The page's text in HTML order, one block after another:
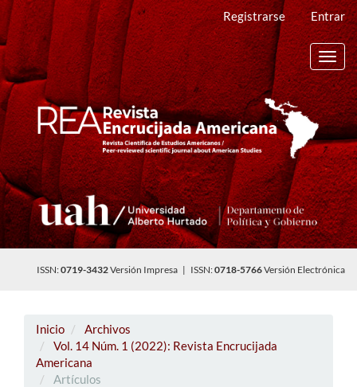
Navegación
principal
Contenido
principal
Barra
lateral
Registrarse Entrar
ISSN:0719-3432Versión Impresa | ISSN:0718-5766Versión Electrónica
Inicio
Archivos
Vol. 14 Núm. 1 (2022): Revista Encrucijada
Americana
Artículos